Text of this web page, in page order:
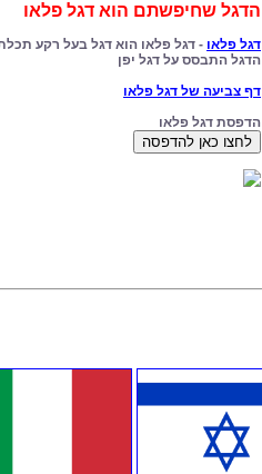
הדגל שחיפשתם הוא דגל פלאו
דגל פלאו - דגל פלאו הוא דגל בעל רקע תכלת
הדגל התבסס על דגל יפן
דף צביעה של דגל פלאו
הדפסת דגל פלאו
לחצו כאן להדפסה